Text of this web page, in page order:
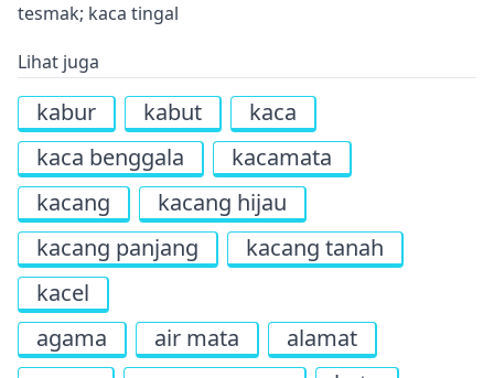
tesmak; kaca tingal
Lihat juga
kabur kabut
kaca
kaca benggala
kacamata
kacang
kacang hijau
kacang panjang
kacang tanah
kacel
agama
air mata
alamat